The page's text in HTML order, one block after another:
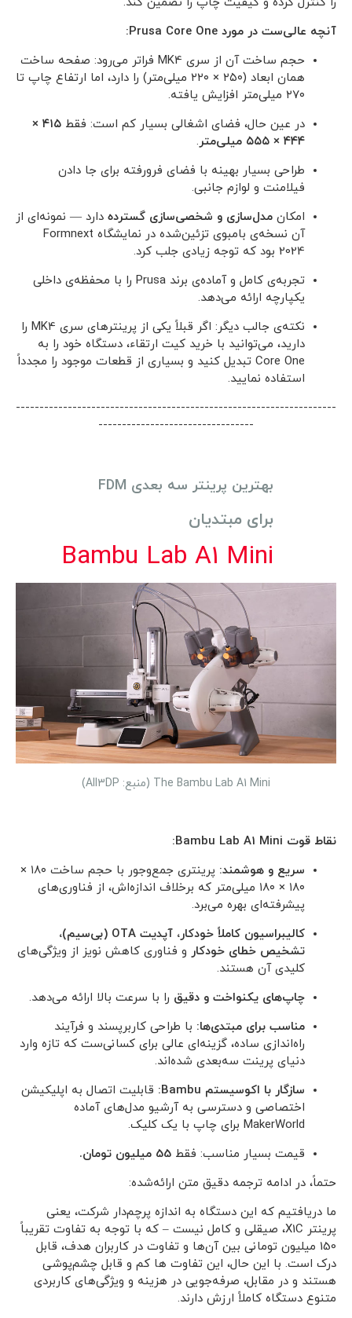
آنچه عالی‌ست در مورد Prusa Core One:
حجم ساخت آن از سری MK4 فراتر می‌رود: صفحه ساخت
همان ابعاد (۲۵۰ × ۲۲۰ میلی‌متر) را دارد، اما ارتفاع چاپ تا
۲۷۰ میلی‌متر افزایش یافته.
در عین حال، فضای اشغالی بسیار کم است: فقط
۴۱۵ ×
۴۴۴ × ۵۵۵ میلی‌متر
.
طراحی بسیار بهینه با فضای فرورفته برای جا دادن
فیلامنت و لوازم جانبی.
امکان مدل‌سازی و شخصی‌سازی گسترده دارد — نمونه‌ای از
آن نسخه‌ی بامبوی تزئین‌شده در نمایشگاه Formnext
2024 بود که توجه زیادی جلب کرد.
تجربه‌ی کامل و آماده‌ی برند Prusa را با محفظه‌ی داخلی
یکپارچه ارائه می‌دهد.
نکته‌ی جالب دیگر: اگر قبلاً یکی از پرینترهای سری MK4 را
دارید، می‌توانید با خرید کیت ارتقاء، دستگاه خود را به
Core One تبدیل کنید و بسیاری از قطعات موجود را مجدداً
استفاده نمایید.
--------------------------------------------------------------------
---------------------------------
بهترین پرینتر سه بعدی FDM
برای مبتدیان
Bambu Lab A1 Mini
The Bambu Lab A1 Mini (منبع: All3DP)
نقاط قوت Bambu Lab A1 Mini:
سریع و هوشمند:
پرینتری جمع‌وجور با حجم ساخت ۱۸۰ ×
۱۸۰ × ۱۸۰ میلی‌متر که برخلاف اندازه‌اش، از فناوری‌های
پیشرفته‌ای بهره می‌برد.
کالیبراسیون کاملاً خودکار، آپدیت OTA (بی‌سیم)،
تشخیص خطای خودکار و فناوری کاهش نویز از ویژگی‌های
کلیدی آن هستند.
چاپ‌های یکنواخت و دقیق را با سرعت بالا ارائه می‌دهد.
مناسب برای مبتدی‌ها: با طراحی کاربرپسند و فرآیند
راه‌اندازی ساده، گزینه‌ای عالی برای کسانی‌ست که تازه وارد
دنیای پرینت سه‌بعدی شده‌اند.
سازگار با اکوسیستم Bambu:
قابلیت اتصال به اپلیکیشن
اختصاصی و دسترسی به آرشیو مدل‌های آماده
MakerWorld برای چاپ با یک کلیک.
قیمت بسیار مناسب: فقط 55 میلیون تومان.
حتماً، در ادامه ترجمه دقیق متن ارائه‌شده:
ما دریافتیم که این دستگاه به اندازه پرچم‌دار شرکت، یعنی
پرینتر X1C، صیقلی و کامل نیست – که با توجه به تفاوت تقریباً
150 میلیون تومانی بین آن‌ها و تفاوت در کاربران هدف، قابل
درک است. با این حال، این تفاوت ها کم و قابل چشم‌پوشی
هستند و در مقابل، صرفه‌جویی در هزینه و ویژگی‌های کاربردی
متنوع دستگاه کاملاً ارزش دارند.